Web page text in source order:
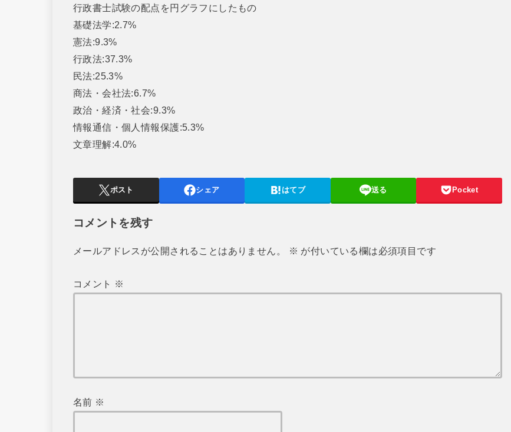
行政書士試験の配点を円グラフにしたもの
基礎法学:2.7%
憲法:9.3%
行政法:37.3%
民法:25.3%
商法・会社法:6.7%
政治・経済・社会:9.3%
情報通信・個人情報保護:5.3%
文章理解:4.0%
ポスト シェア はてブ 送る Pocket
コメントを残す
メールアドレスが公開されることはありません。 ※ が付いている欄は必須項目です
コメント ※
名前 ※